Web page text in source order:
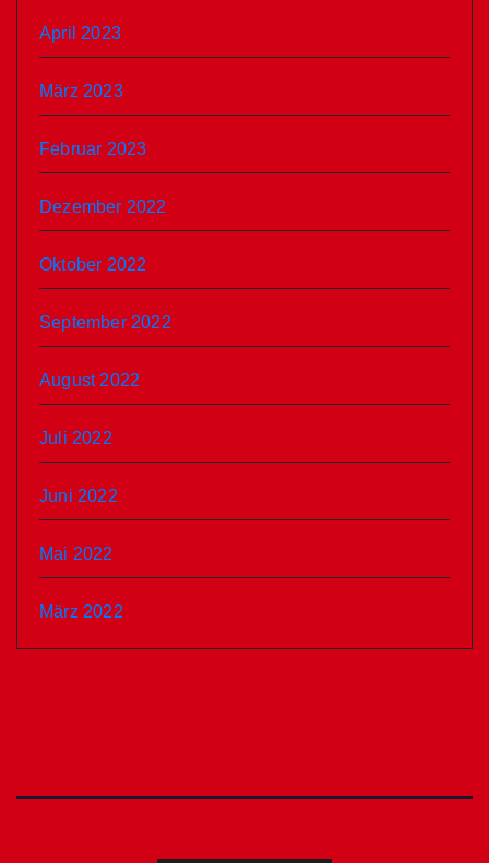
April 2023
März 2023
Februar 2023
Dezember 2022
Oktober 2022
September 2022
August 2022
Juli 2022
Juni 2022
Mai 2022
März 2022